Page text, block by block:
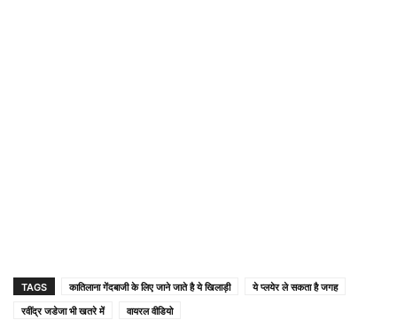
TAGS कातिलाना गेंदबाजी के लिए जाने जाते है ये खिलाड़ी
ये प्लयेर ले सकता है जगह
रवींद्र जडेजा भी खतरे में
वायरल वीडियो